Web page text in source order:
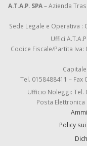
A.T.A.P. SPA– Azienda
Sede Legale e Operativa :
Uffici
Codice Fiscale/Partita Iva:
Tel. 0158488411 – Fax
Ufficio Noleggi: Tel.
Posta Elettronica
Policy